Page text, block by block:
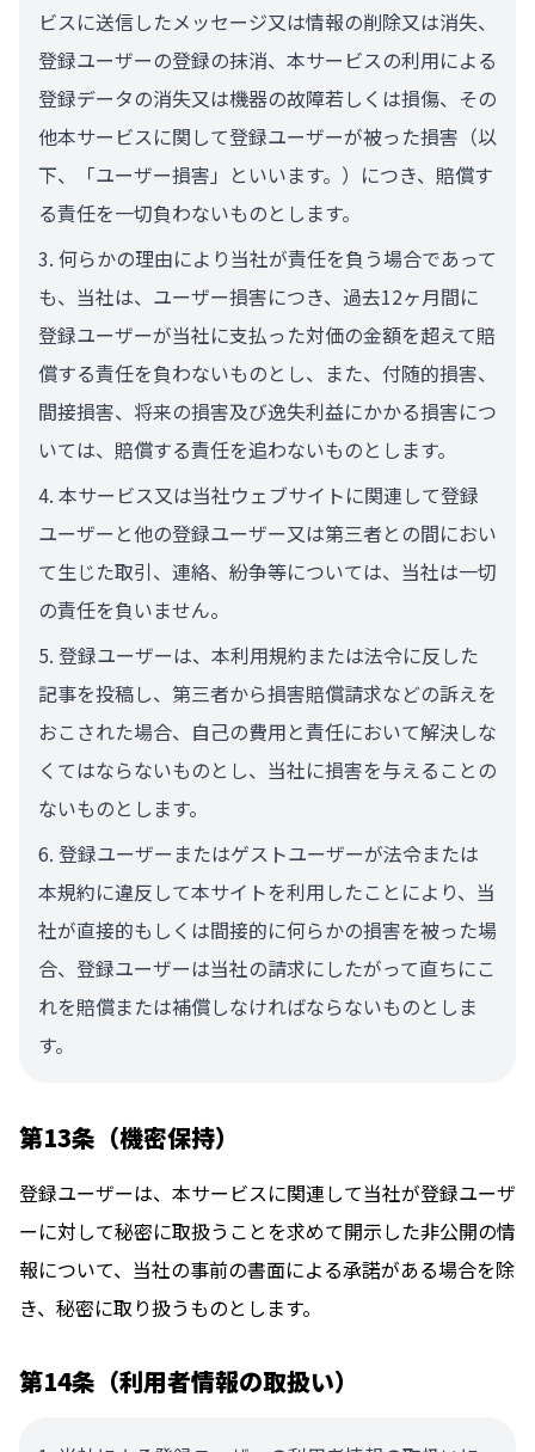
ビスに送信したメッセージ又は情報の削除又は消失、
登録ユーザーの登録の抹消、本サービスの利用による
登録データの消失又は機器の故障若しくは損傷、その
他本サービスに関して登録ユーザーが被った損害（以
下、「ユーザー損害」といいます。）につき、賠償す
る責任を一切負わないものとします。
何らかの理由により当社が責任を負う場合であって
も、当社は、ユーザー損害につき、過去12ヶ月間に
登録ユーザーが当社に支払った対価の金額を超えて賠
償する責任を負わないものとし、また、付随的損害、
間接損害、将来の損害及び逸失利益にかかる損害につ
いては、賠償する責任を追わないものとします。
本サービス又は当社ウェブサイトに関連して登録
ユーザーと他の登録ユーザー又は第三者との間におい
て生じた取引、連絡、紛争等については、当社は一切
の責任を負いません。
登録ユーザーは、本利用規約または法令に反した
記事を投稿し、第三者から損害賠償請求などの訴えを
おこされた場合、自己の費用と責任において解決しな
くてはならないものとし、当社に損害を与えることの
ないものとします。
登録ユーザーまたはゲストユーザーが法令または
本規約に違反して本サイトを利用したことにより、当
社が直接的もしくは間接的に何らかの損害を被った場
合、登録ユーザーは当社の請求にしたがって直ちにこ
れを賠償または補償しなければならないものとしま
す。
第13条（機密保持）
登録ユーザーは、本サービスに関連して当社が登録ユーザ
ーに対して秘密に取扱うことを求めて開示した非公開の情
報について、当社の事前の書面による承諾がある場合を除
き、秘密に取り扱うものとします。
第14条（利用者情報の取扱い）